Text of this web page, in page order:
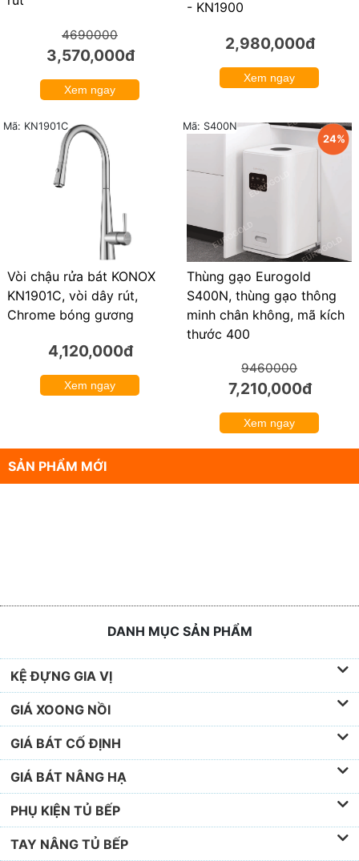
4690000
3,570,000đ
Xem ngay
- KN1900
2,980,000đ
Xem ngay
Vòi chậu rửa bát KONOX
KN1901C, vòi dây rút,
Chrome bóng gương
Mã: KN1901C
4,120,000đ
Xem ngay
24%
Thùng gạo Eurogold
S400N, thùng gạo thông
minh chân không, mã kích
thước 400
Mã: S400N
9460000
7,210,000đ
Xem ngay
SẢN PHẨM MỚI
DANH MỤC SẢN PHẨM
KỆ ĐỰNG GIA VỊ
GIÁ XOONG NỒI
GIÁ BÁT CỐ ĐỊNH
GIÁ BÁT NÂNG HẠ
PHỤ KIỆN TỦ BẾP
TAY NÂNG TỦ BẾP